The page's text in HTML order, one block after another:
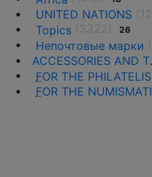
UNITED NATIONS
Topics
26
Непочтовые марки
ACCESSORIES AND THE LITERATURE
FOR THE PHILATELISTS
FOR THE NUMISMATISTS